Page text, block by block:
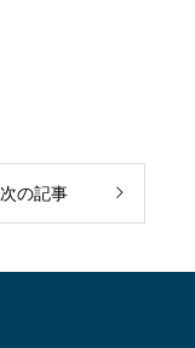
次の記事